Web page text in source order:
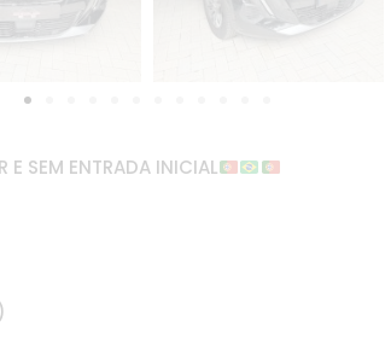
E SEM ENTRADA INICIAL